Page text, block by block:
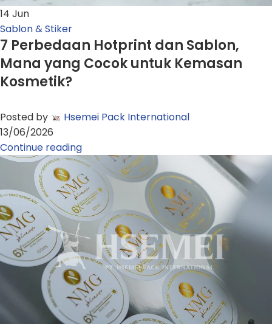
14 Jun
Sablon & Stiker
7 Perbedaan Hotprint dan Sablon,
Mana yang Cocok untuk Kemasan
Kosmetik?
Posted by
Hsemei Pack International
13/06/2026
Continue reading